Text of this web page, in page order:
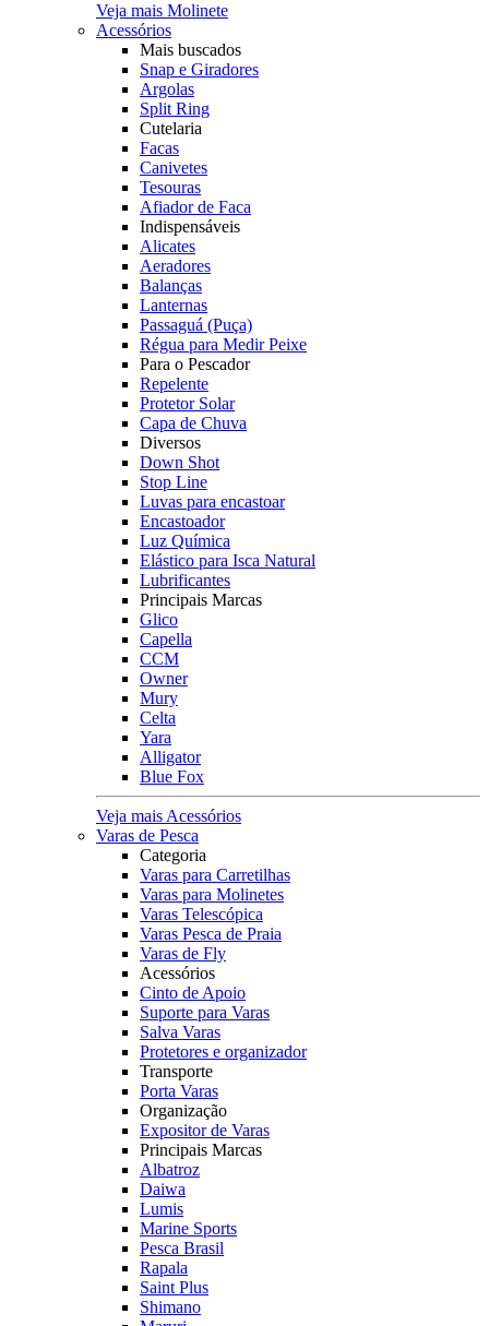
Veja mais Molinete
Acessórios
Mais buscados
Snap e Giradores
Argolas
Split Ring
Cutelaria
Facas
Canivetes
Tesouras
Afiador de Faca
Indispensáveis
Alicates
Aeradores
Balanças
Lanternas
Passaguá (Puça)
Régua para Medir Peixe
Para o Pescador
Repelente
Protetor Solar
Capa de Chuva
Diversos
Down Shot
Stop Line
Luvas para encastoar
Encastoador
Luz Química
Elástico para Isca Natural
Lubrificantes
Principais Marcas
Glico
Capella
CCM
Owner
Mury
Celta
Yara
Alligator
Blue Fox
Veja mais Acessórios
Varas de Pesca
Categoria
Varas para Carretilhas
Varas para Molinetes
Varas Telescópica
Varas Pesca de Praia
Varas de Fly
Acessórios
Cinto de Apoio
Suporte para Varas
Salva Varas
Protetores e organizador
Transporte
Porta Varas
Organização
Expositor de Varas
Principais Marcas
Albatroz
Daiwa
Lumis
Marine Sports
Pesca Brasil
Rapala
Saint Plus
Shimano